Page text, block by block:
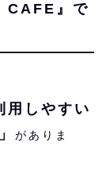
CAFE』で
用しやすい
がありま